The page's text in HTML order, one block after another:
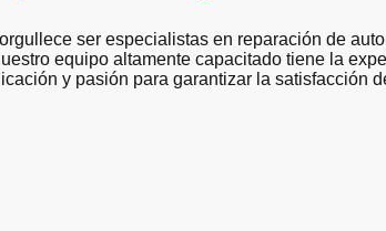
ser especialistas en reparación de
equipo altamente capacitado tiene la
y pasión para garantizar la satisfacción